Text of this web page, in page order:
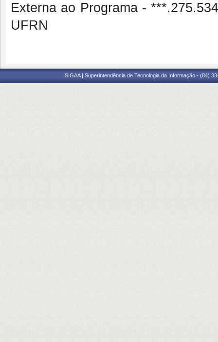
Externa ao Programa -
UFRN
SIGAA | Superintendência de Tecnologia da Informação - (84)